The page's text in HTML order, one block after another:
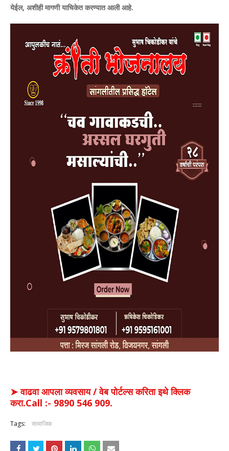
येईल, अशीही मागणी याचिकेत करण्यात आली आहे.
➤ वाढवा आपला व्यवसाय / वेब पोर्टल्स करिता इथे क्लिक
करा.Call :- 9890 546 909.
Tags: सामाजिक